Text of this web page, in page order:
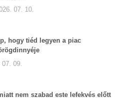
07. 10.
hogy tiéd legyen a piac
09.
nem szabad este lefekvés előtt